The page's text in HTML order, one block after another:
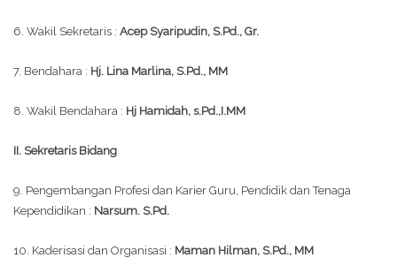
6. Wakil Sekretaris : Acep Syaripudin, S.Pd., Gr.
7. Bendahara : Hj. Lina Marlina, S.Pd., MM
8. Wakil Bendahara : Hj Hamidah, s.Pd.,I.MM
II. Sekretaris Bidang
9. Pengembangan Profesi dan Karier Guru, Pendidik dan Tenaga
Kependidikan : Narsum. S.Pd.
10. Kaderisasi dan Organisasi : Maman Hilman, S.Pd., MM